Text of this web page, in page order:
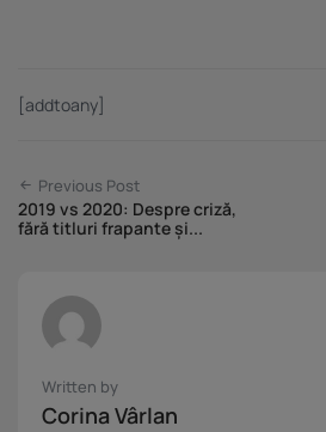
[addtoany]
Previous Post
2019 vs 2020: Despre criză,
fără titluri frapante și...
Written by
Corina Vârlan